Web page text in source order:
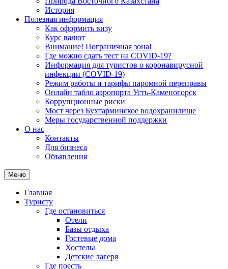
История
Полезная информация
Как оформить визу
Курс валют
Внимание! Пограничная зона!
Где можно сдать тест на COVID-19?
Информация для туристов о коронавирусной
инфекции (COVID-19)
Режим работы и тарифы паромной переправы
Онлайн табло аэропорта Усть-Каменогорск
Коррупционные риски
Мост через Бухтарминское водохранилище
Меры государственной поддержки
О нас
Контакты
Для бизнеса
Объявления
Меню
Главная
Туристу
Где остановиться
Отели
Базы отдыха
Гостевые дома
Хостелы
Детские лагеря
Где поесть